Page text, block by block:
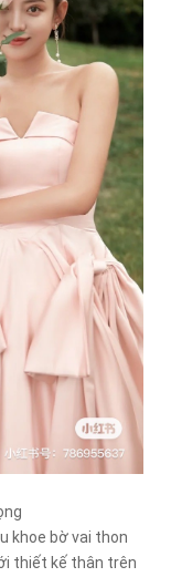
khoe bờ vai thon
thiết kế thân trên